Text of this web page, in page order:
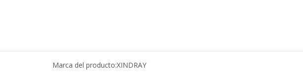
Marca del producto:XINDRAY